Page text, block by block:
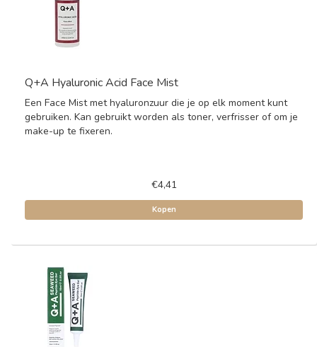
Q+A Hyaluronic Acid Face Mist
Een Face Mist met hyaluronzuur die je op elk moment kunt
gebruiken. Kan gebruikt worden als toner, verfrisser of om je
make-up te fixeren.
€4,41
Kopen